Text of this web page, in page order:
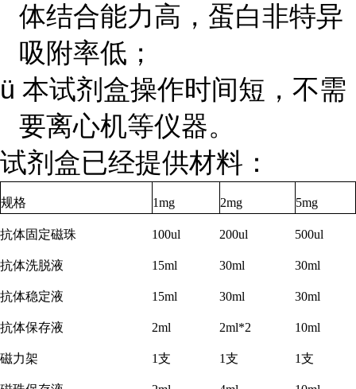
体结合能力高，蛋白非特异
吸附率低；
ü 本试剂盒操作时间短，不需
要离心机等仪器。
试剂盒已经提供材料：
规格 1mg 2mg 5mg
抗体固定磁珠 100ul 200ul 500ul
抗体洗脱液 15ml 30ml 30ml
抗体稳定液 15ml 30ml 30ml
抗体保存液 2ml 2ml*2 10ml
磁力架 1支 1支 1支